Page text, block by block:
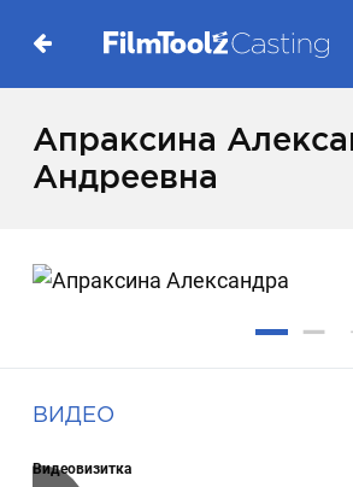
Апраксина
Андреевна
ВИДЕО
Видеовизитка